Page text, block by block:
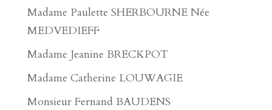
Madame Paulette SHERBOURNE Née
MEDVEDIEFF
Madame Jeanine BRECKPOT
Madame Catherine LOUWAGIE
Monsieur Fernand BAUDENS